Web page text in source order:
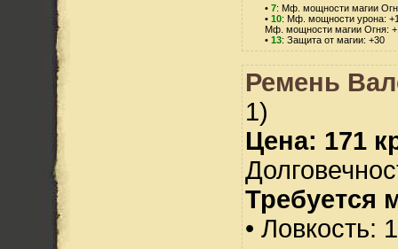
• 7: Мф. мощности магии
• 10: Мф. мощности урона:
Мф. мощности магии Огня:
• 13: Защита от магии: +30
Ремень
1)
Цена: 171
Требуется
• Ловкость: